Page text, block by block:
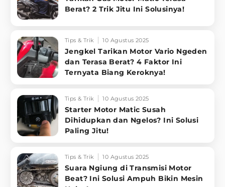
Berat? 2 Trik Jitu Ini Solusinya!
Tips & Trik 10 Agustus 2025
Jengkel Tarikan Motor Vario Ngeden
dan Terasa Berat? 4 Faktor Ini
Ternyata Biang Keroknya!
Tips & Trik 10 Agustus 2025
Starter Motor Matic Susah
Dihidupkan dan Ngelos? Ini Solusi
Paling Jitu!
Tips & Trik 10 Agustus 2025
Suara Ngiung di Transmisi Motor
Beat? Ini Solusi Ampuh Bikin Mesin